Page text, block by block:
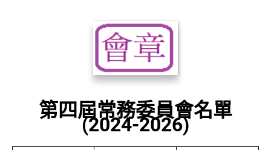
第四屆常務委員會名單
(2024-2026)